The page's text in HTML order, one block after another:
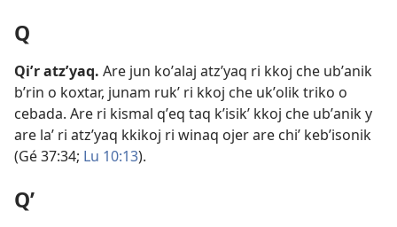
Q
Qiʼr atzʼyaq. Are jun koʼalaj atzʼyaq ri kkoj che ubʼanik
bʼrin o koxtar, junam rukʼ ri kkoj che ukʼolik triko o
cebada. Are ri kismal qʼeq taq kʼisikʼ kkoj che ubʼanik y
are laʼ ri atzʼyaq kkikoj ri winaq ojer are chiʼ kebʼisonik
(Gé 37:34; Lu 10:13).
Qʼ